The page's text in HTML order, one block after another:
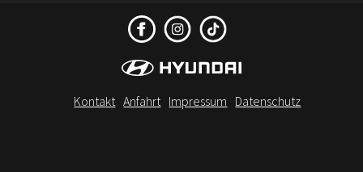
Kontakt Anfahrt Impressum Datenschutz